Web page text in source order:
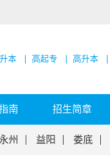
本 高起专 高升本
南 招生简章
永州 益阳 娄底